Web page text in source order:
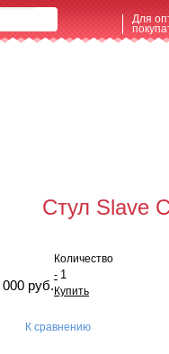
Для
Стул Slave
000 руб.
Количество
-
Купить
К сравнению